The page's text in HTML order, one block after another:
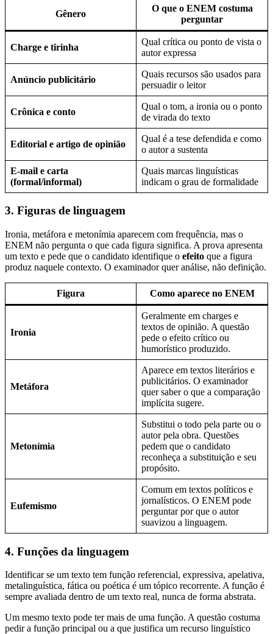
Gênero
O que o ENEM costuma
perguntar
Charge e tirinha
Qual crítica ou ponto de vista o
autor expressa
Anúncio publicitário
Quais recursos são usados para
persuadir o leitor
Crônica e conto
Qual o tom, a ironia ou o ponto
de virada do texto
Editorial e artigo de opinião
Qual é a tese defendida e como
o autor a sustenta
E-mail e carta
(formal/informal)
Quais marcas linguísticas
indicam o grau de formalidade
3. Figuras de linguagem
Ironia, metáfora e metonímia aparecem com frequência, mas o
ENEM não pergunta o que cada figura significa. A prova apresenta
um texto e pede que o candidato identifique o efeito que a figura
produz naquele contexto. O examinador quer análise, não definição.
Figura Como aparece no ENEM
Ironia
Geralmente em charges e
textos de opinião. A questão
pede o efeito crítico ou
humorístico produzido.
Metáfora
Aparece em textos literários e
publicitários. O examinador
quer saber o que a comparação
implícita sugere.
Metonímia
Substitui o todo pela parte ou o
autor pela obra. Questões
pedem que o candidato
reconheça a substituição e seu
propósito.
Eufemismo
Comum em textos políticos e
jornalísticos. O ENEM pode
perguntar por que o autor
suavizou a linguagem.
4. Funções da linguagem
Identificar se um texto tem função referencial, expressiva, apelativa,
metalinguística, fática ou poética é um tópico recorrente. A função é
sempre avaliada dentro de um texto real, nunca de forma abstrata.
Um mesmo texto pode ter mais de uma função. A questão costuma
pedir a função principal ou a que justifica um recurso linguístico